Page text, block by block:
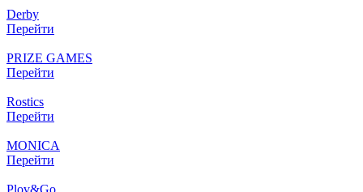
Derby
Перейти
PRIZE GAMES
Перейти
Rostics
Перейти
MONICA
Перейти
Plov&Go